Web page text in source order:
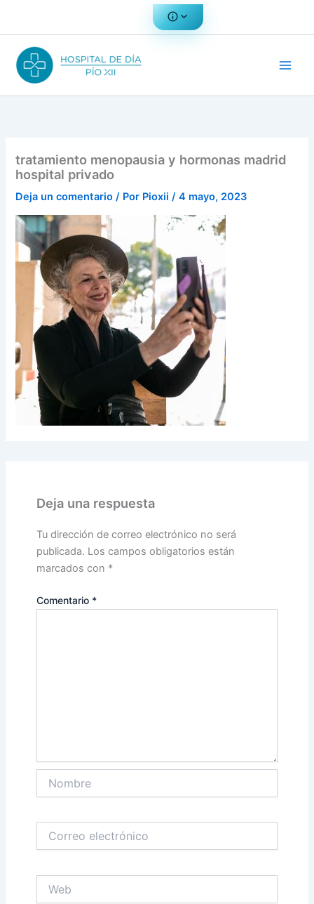
tratamiento menopausia y hormonas madrid
hospital privado
Deja un comentario / Por Pioxii/4 mayo, 2023
Deja una respuesta
Tu dirección de correo electrónico no será
publicada. Los campos obligatorios están
marcados con *
Comentario *
electrónico